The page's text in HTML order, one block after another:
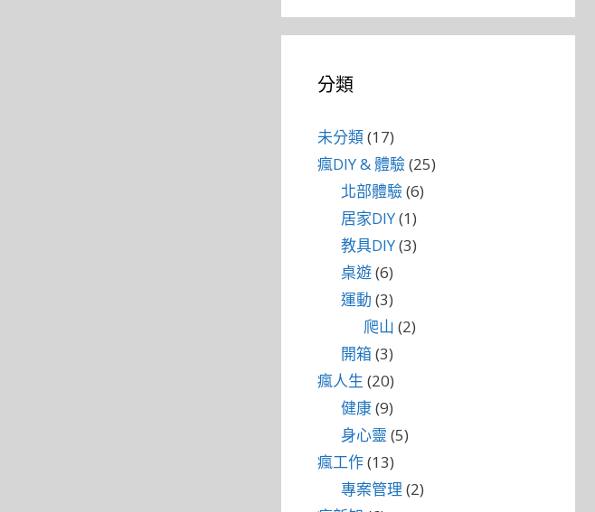
分類
未分類(17)
瘋DIY & 體驗(25)
北部體驗(6)
居家DIY(1)
教具DIY(3)
桌遊(6)
運動 (3)
爬山 (2)
開箱(3)
瘋人生 (20)
健康(9)
身心靈 (5)
瘋工作(13)
專案管理 (2)